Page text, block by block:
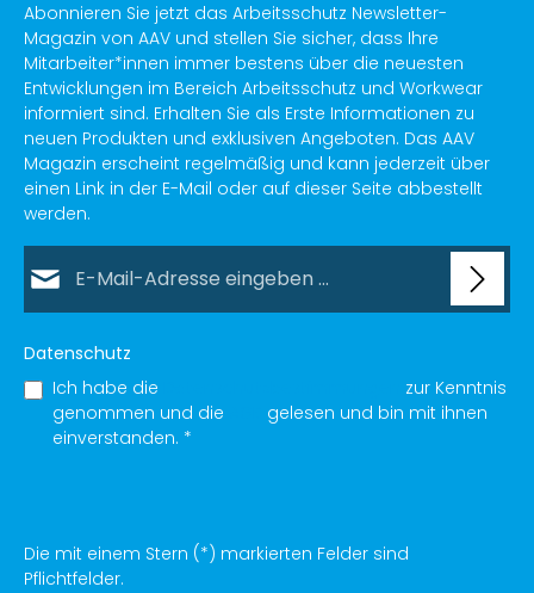
Abonnieren Sie jetzt das Arbeitsschutz Newsletter-
Magazin von AAV und stellen Sie sicher, dass Ihre
Mitarbeiter*innen immer bestens über die neuesten
Entwicklungen im Bereich Arbeitsschutz und Workwear
informiert sind. Erhalten Sie als Erste Informationen zu
neuen Produkten und exklusiven Angeboten. Das AAV
Magazin erscheint regelmäßig und kann jederzeit über
einen Link in der E-Mail oder auf dieser Seite abbestellt
werden.
Datenschutz
Ich habe die
zur Kenntnis
genommen und die
gelesen und bin mit ihnen
einverstanden. *
Die mit einem Stern (*) markierten Felder sind
Pflichtfelder.